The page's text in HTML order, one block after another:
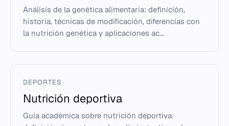
Análisis de la genética alimentaria: definición,
historia, técnicas de modificación, diferencias con
la nutrición genética y aplicaciones ac...
DEPORTES
Nutrición deportiva
Guía académica sobre nutrición deportiva: